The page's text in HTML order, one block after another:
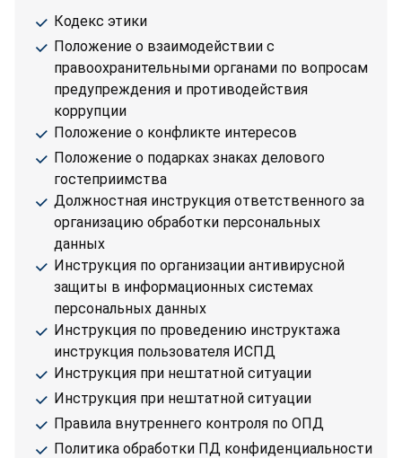
Кодекс этики
Положение о взаимодействии с
правоохранительными органами по вопросам
предупреждения и противодействия
коррупции
Положение о конфликте интересов
Положение о подарках знаках делового
гостеприимства
Должностная инструкция ответственного за
организацию обработки персональных
данных
Инструкция по организации антивирусной
защиты в информационных системах
персональных данных
Инструкция по проведению инструктажа
инструкция пользователя ИСПД
Инструкция при нештатной ситуации
Инструкция при нештатной ситуации
Правила внутреннего контроля по ОПД
Политика обработки ПД конфиденциальности